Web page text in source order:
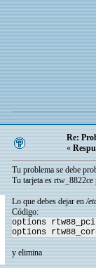
Re:
«
Tu problema se debe
Tu tarjeta es
Lo que debes dejar en/
Código:
options rtw88_pci
options
y elimina